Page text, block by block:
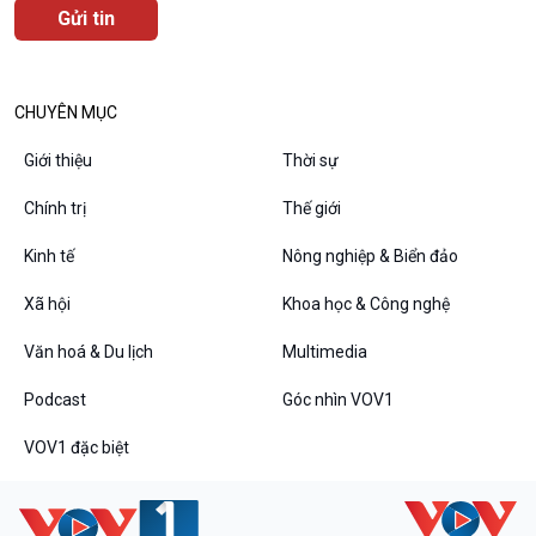
10 phút Sự kiện - Luận bàn
Dòng chảy sự kiện
Đối thoại
Chuyện đêm
CHUYÊN MỤC
Giới thiệu Thời sự
Chính trị Thế giới
Kinh tế Nông nghiệp & Biển đảo
Xã hội Khoa học & Công nghệ
Văn hoá & Du lịch Multimedia
Podcast Góc nhìn VOV1
VOV1 đặc biệt